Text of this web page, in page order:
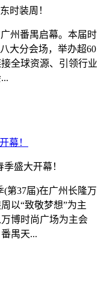
州番禺启幕。本届时
大分会场，举办超60
全球资源、引领行业
幕！
(第37届)在广州长隆万
以“致敬梦想”为主
博时尚广场为主会
禺天...